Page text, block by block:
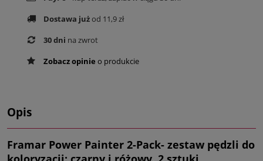
Dostawa jużod 11,9 zł
30 dni na zwrot
Zobacz opinie o produkcie
Opis
Framar Power Painter 2-Pack- zestaw pędzli do